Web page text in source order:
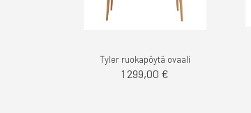
Tyler ruokapöytä ovaali
1 299,00 €